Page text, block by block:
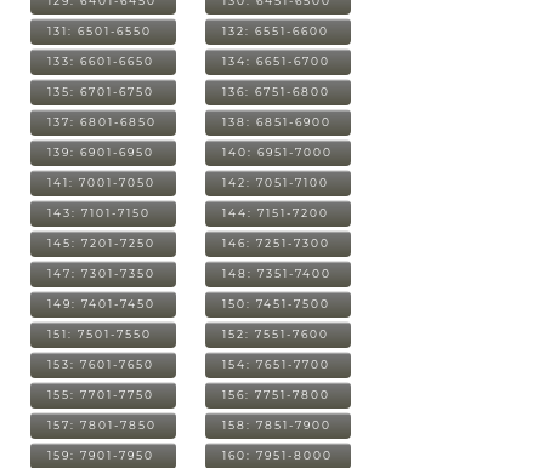
131: 6501-6550 132: 6551-6600
133: 6601-6650 134: 6651-6700
135: 6701-6750 136: 6751-6800
137: 6801-6850 138: 6851-6900
139: 6901-6950 140: 6951-7000
141: 7001-7050 142: 7051-7100
143: 7101-7150 144: 7151-7200
145: 7201-7250 146: 7251-7300
147: 7301-7350 148: 7351-7400
149: 7401-7450 150: 7451-7500
151: 7501-7550 152: 7551-7600
153: 7601-7650 154: 7651-7700
155: 7701-7750 156: 7751-7800
157: 7801-7850 158: 7851-7900
159: 7901-7950 160: 7951-8000